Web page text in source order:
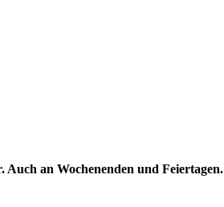
an Wochenenden und Feiertagen.